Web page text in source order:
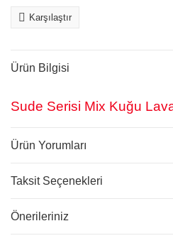
Karşılaştır
Ürün Bilgisi
Sude Serisi Mix Kuğu
Ürün Yorumları
Taksit Seçenekleri
Önerileriniz